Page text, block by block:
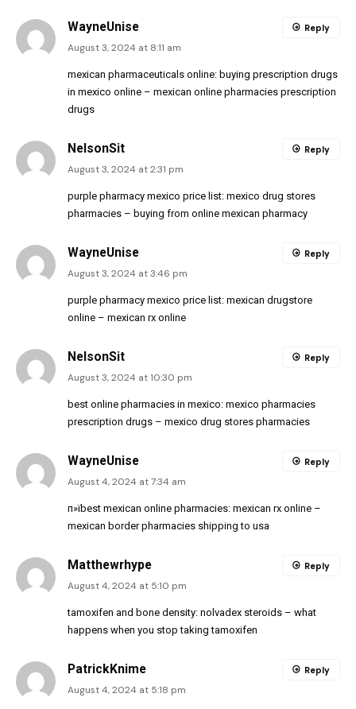
WayneUnise
August 3, 2024 at 8:11 am
mexican pharmaceuticals online: buying prescription drugs
in mexico online – mexican online pharmacies prescription
drugs
Reply
NelsonSit
August 3, 2024 at 2:31 pm
purple pharmacy mexico price list: mexico drug stores
pharmacies – buying from online mexican pharmacy
Reply
WayneUnise
August 3, 2024 at 3:46 pm
purple pharmacy mexico price list: mexican drugstore
online – mexican rx online
Reply
NelsonSit
August 3, 2024 at 10:30 pm
best online pharmacies in mexico: mexico pharmacies
prescription drugs – mexico drug stores pharmacies
Reply
WayneUnise
August 4, 2024 at 7:34 am
п»їbest mexican online pharmacies: mexican rx online –
mexican border pharmacies shipping to usa
Reply
Matthewrhype
August 4, 2024 at 5:10 pm
tamoxifen and bone density: nolvadex steroids – what
happens when you stop taking tamoxifen
Reply
PatrickKnime
August 4, 2024 at 5:18 pm
Reply